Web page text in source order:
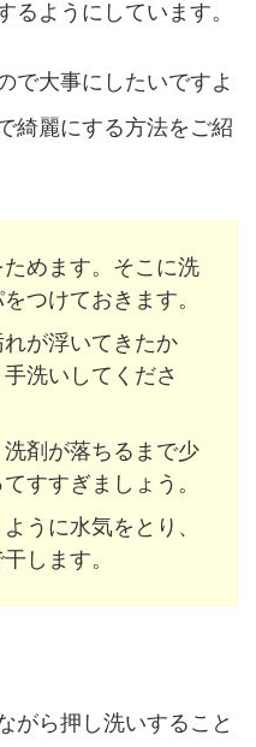
るようにしています。
で大事にしたいですよ
綺麗にする方法をご紹
めます。そこに洗
つけておきます。
が浮いてきたか
洗いしてくださ
剤が落ちるまで少
すすぎましょう。
うに水気をとり、
します。
がら押し洗いすること